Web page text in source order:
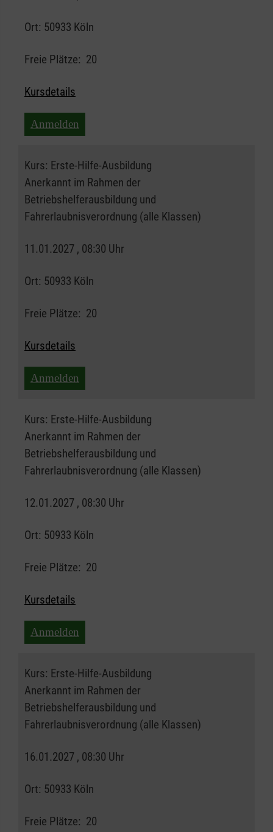
Ort: 50933 Köln
Freie Plätze: 20
Kursdetails
Anmelden
Kurs: Erste-Hilfe-Ausbildung
Anerkannt im Rahmen der
Betriebshelferausbildung und
Fahrerlaubnisverordnung (alle Klassen)
11.01.2027 , 08:30 Uhr
Ort: 50933 Köln
Freie Plätze: 20
Kursdetails
Anmelden
Kurs: Erste-Hilfe-Ausbildung
Anerkannt im Rahmen der
Betriebshelferausbildung und
Fahrerlaubnisverordnung (alle Klassen)
12.01.2027 , 08:30 Uhr
Ort: 50933 Köln
Freie Plätze: 20
Kursdetails
Anmelden
Kurs: Erste-Hilfe-Ausbildung
Anerkannt im Rahmen der
Betriebshelferausbildung und
Fahrerlaubnisverordnung (alle Klassen)
16.01.2027 , 08:30 Uhr
Ort: 50933 Köln
Freie Plätze: 20